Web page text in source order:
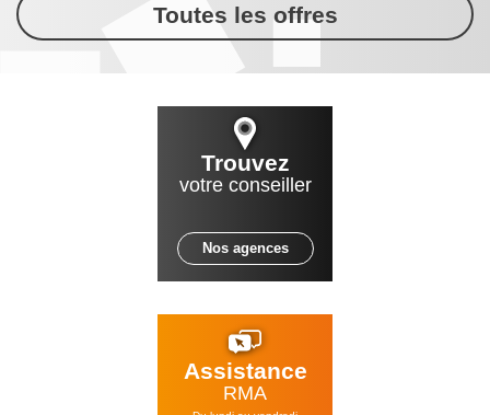
Toutes les offres
Trouvez
votre conseiller
Nos agences
Assistance
RMA